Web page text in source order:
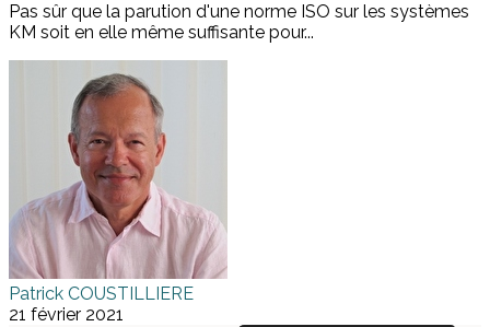
Pas sûr que la parution d'une norme ISO sur les systèmes
KM soit en elle même suffisante pour...
Patrick COUSTILLIERE
21 février 2021